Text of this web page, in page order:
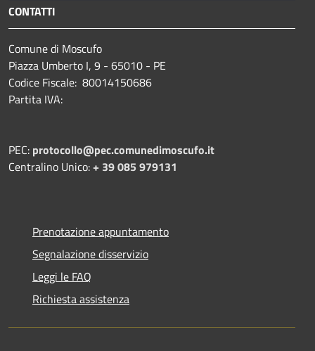
CONTATTI
Comune di Moscufo
Piazza Umberto I, 9 - 65010 - PE
Codice Fiscale: 80014150686
Partita IVA:
PEC: protocollo@pec.comunedimoscufo.it
Centralino Unico:+ 39 085 979131
Prenotazione appuntamento
Segnalazione disservizio
Leggi le FAQ
Richiesta assistenza